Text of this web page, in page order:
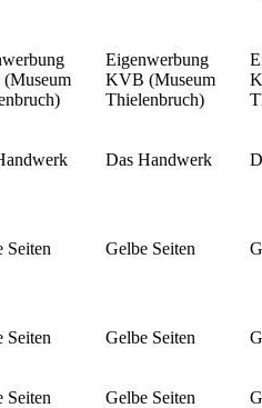
Eigenwerbung
KVB (Museum
Thielenbruch)
Das Handwerk
Seiten Gelbe Seiten
Seiten Gelbe Seiten
Seiten Gelbe Seiten